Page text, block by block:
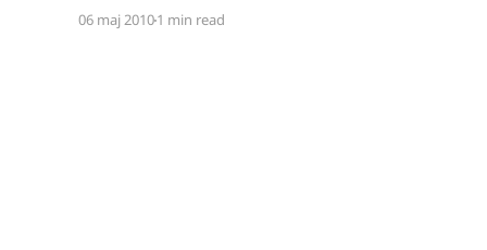
de är krångliga att få till och de uppmuntrar till
06 maj 20101 min read